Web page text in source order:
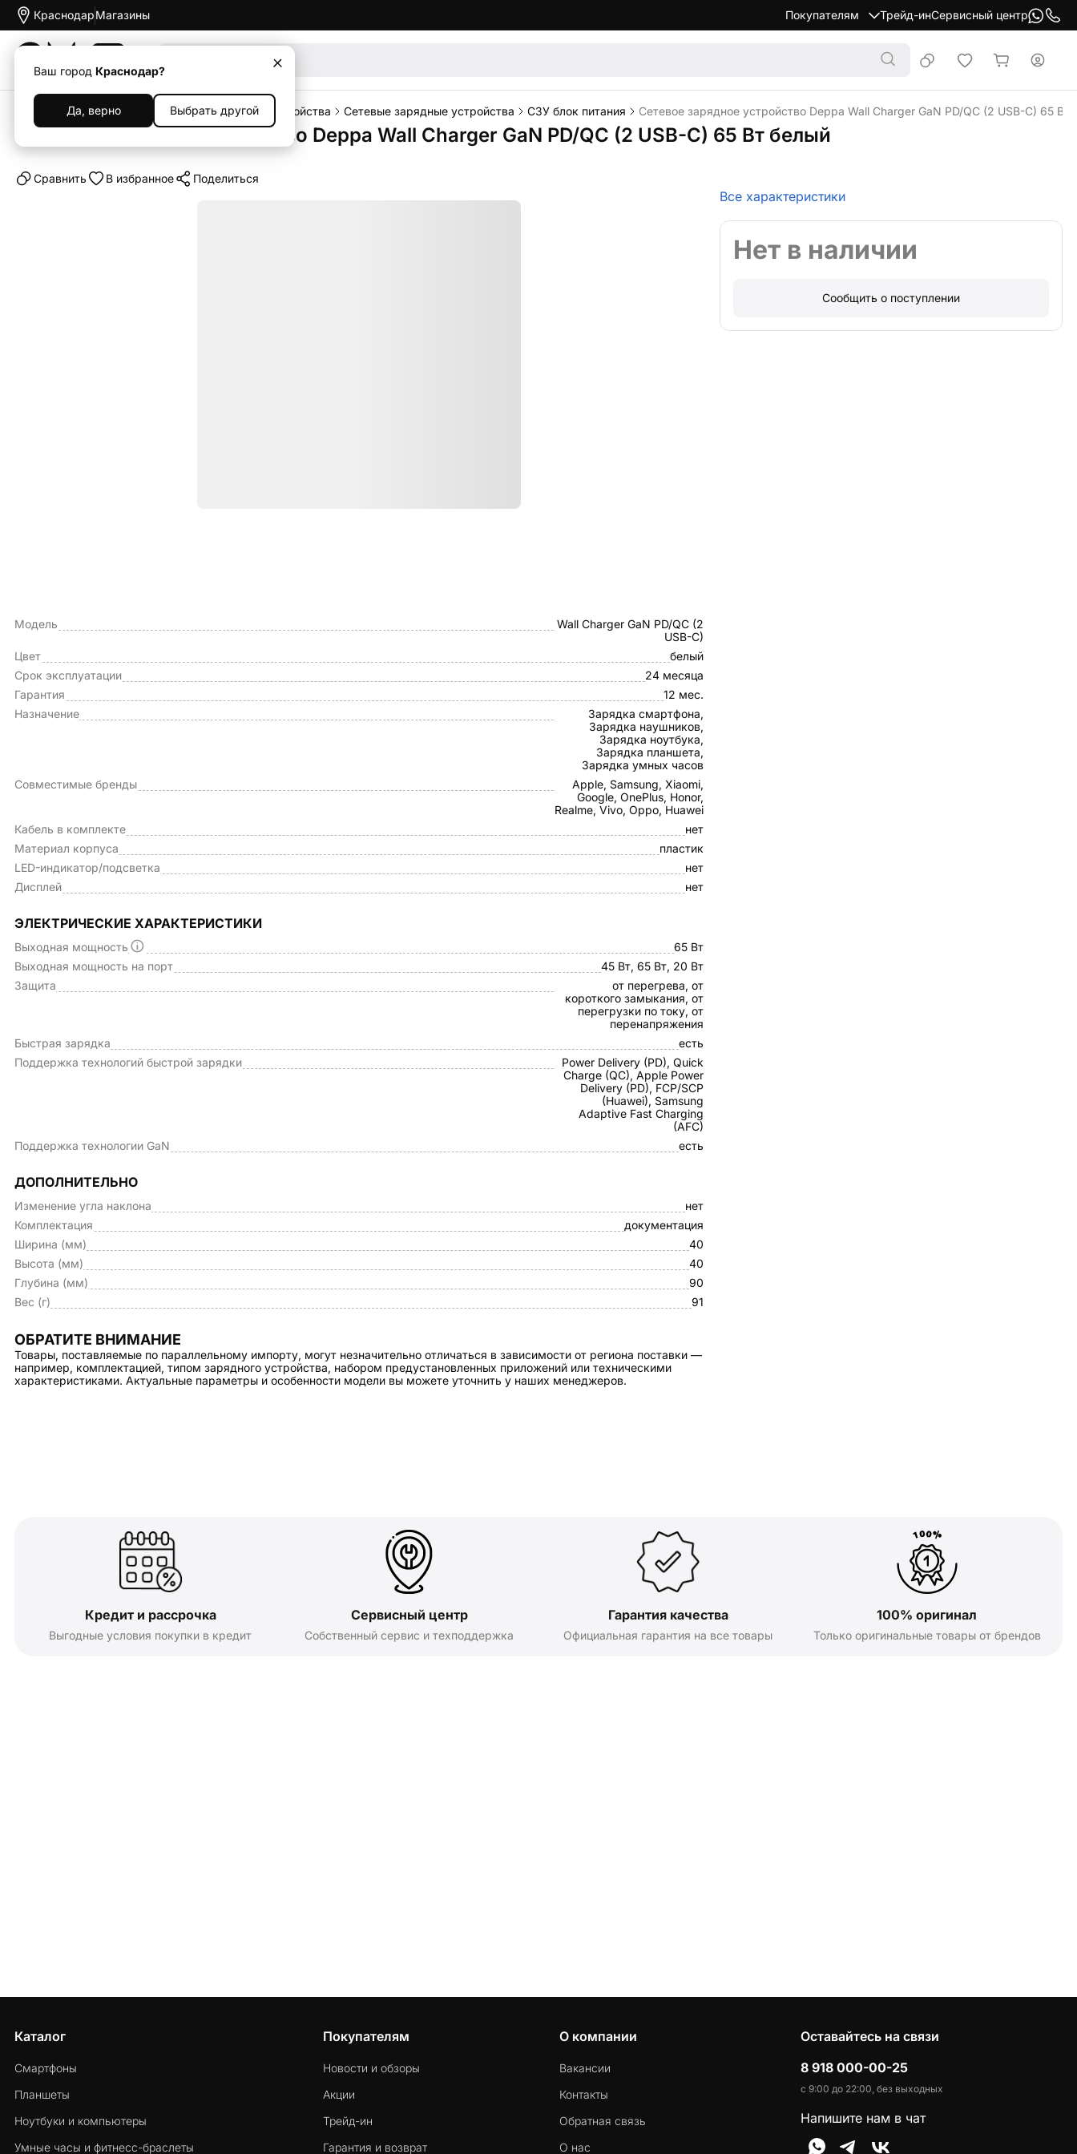
Краснодар
Ваш город Краснодар?
Да, верно Выбрать другой
Магазины Покупателям Трейд-инСервисный центр
Каталог Аксессуары Зарядные устройства Сетевые зарядные устройства СЗУ блок питания Сетевое зарядное устройство Deppa Wall Charger GaN PD/QC (2 USB-C) 65 Вт
Сетевое зарядное устройство Deppa Wall Charger GaN PD/QC (2 USB-C) 65 Вт белый
Cравнить В избранное Поделиться
Модель
Wall Charger GaN PD/QC (2
USB-C)
Цвет
белый
Срок эксплуатации
24 месяца
Гарантия
12 мес.
Назначение
Зарядка смартфона,
Зарядка наушников,
Зарядка ноутбука,
Зарядка планшета,
Зарядка умных часов
Совместимые бренды
Apple, Samsung, Xiaomi,
Google, OnePlus, Honor,
Realme, Vivo, Oppo, Huawei
Кабель в комплекте
нет
Материал корпуса
пластик
LED-индикатор/подсветка
нет
Дисплей
нет
ЭЛЕКТРИЧЕСКИЕ ХАРАКТЕРИСТИКИ
Выходная мощность
65 Вт
Выходная мощность на порт
45 Вт, 65 Вт, 20 Вт
Защита
от перегрева, от
короткого замыкания, от
перегрузки по току, от
перенапряжения
Быстрая зарядка
есть
Поддержка технологий быстрой зарядки
Power Delivery (PD), Quick
Charge (QC), Apple Power
Delivery (PD), FCP/SCP
(Huawei), Samsung
Adaptive Fast Charging
(AFC)
Поддержка технологии GaN
есть
ДОПОЛНИТЕЛЬНО
Изменение угла наклона
нет
Комплектация
документация
Ширина (мм)
40
Высота (мм)
40
Глубина (мм)
90
Вес (г)
91
ОБРАТИТЕ ВНИМАНИЕ
Товары, поставляемые по параллельному импорту, могут незначительно отличаться в зависимости от региона поставки —
например, комплектацией, типом зарядного устройства, набором предустановленных приложений или техническими
характеристиками. Актуальные параметры и особенности модели вы можете уточнить у наших менеджеров.
Все характеристики
Нет в наличии
Сообщить о поступлении
Кредит и рассрочка
Выгодные условия покупки в кредит
Сервисный центр
Собственный сервис и техподдержка
Гарантия качества
Официальная гарантия на все товары
100% оригинал
Только оригинальные товары от брендов
Каталог
Смартфоны
Планшеты
Ноутбуки и компьютеры
Умные часы и фитнесс-браслеты
Покупателям
Новости и обзоры
Акции
Трейд-ин
Гарантия и возврат
О компании
Вакансии
Контакты
Обратная связь
О нас
Оставайтесь на связи
8 918 000-00-25
с 9:00 до 22:00, без выходных
Напишите нам в чат